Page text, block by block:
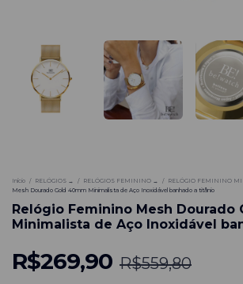
Início / RELÓGIOS → / RELÓGIOS FEMININO → / RELÓGIO FEMININO
Mesh Dourado Gold 40mm Minimalista de Aço Inoxidável banhado a titânio
Relógio Feminino Mesh Dourado
Minimalista de Aço Inoxidável
R$269,90 R$559,80